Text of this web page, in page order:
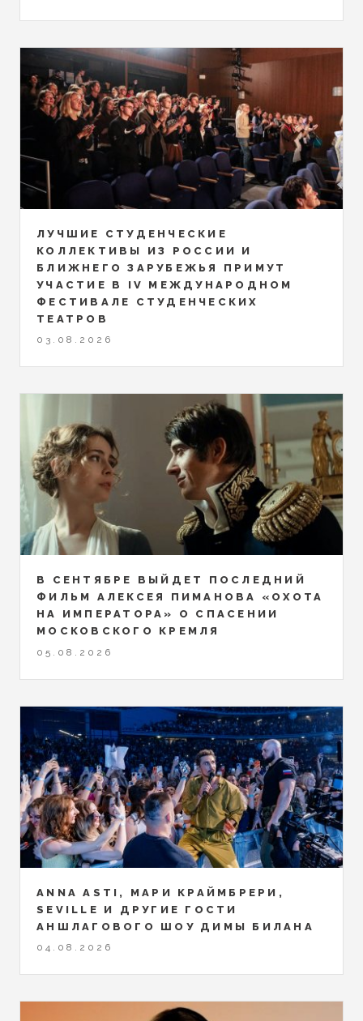
ЛУЧШИЕ СТУДЕНЧЕСКИЕ
КОЛЛЕКТИВЫ ИЗ РОССИИ И
БЛИЖНЕГО ЗАРУБЕЖЬЯ ПРИМУТ
УЧАСТИЕ В IV МЕЖДУНАРОДНОМ
ФЕСТИВАЛЕ СТУДЕНЧЕСКИХ
ТЕАТРОВ
03.08.2026
В СЕНТЯБРЕ ВЫЙДЕТ ПОСЛЕДНИЙ
ФИЛЬМ АЛЕКСЕЯ ПИМАНОВА «ОХОТА
НА ИМПЕРАТОРА» О СПАСЕНИИ
МОСКОВСКОГО КРЕМЛЯ
05.08.2026
ANNA ASTI, МАРИ КРАЙМБРЕРИ,
SEVILLE И ДРУГИЕ ГОСТИ
АНШЛАГОВОГО ШОУ ДИМЫ БИЛАНА
04.08.2026